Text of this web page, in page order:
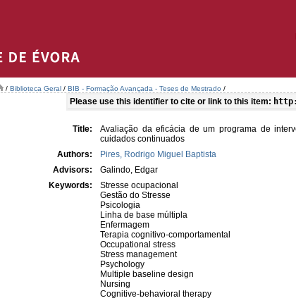
/ Biblioteca Geral / BIB - Formação Avançada - Teses de Mestrado /
Please use this identifier to cite or link to this item:
Title:
Avaliação da eficácia de um programa de
cuidados continuados
Authors:
Pires, Rodrigo Miguel Baptista
Advisors:
Galindo, Edgar
Keywords:
Stresse ocupacional
Gestão do Stresse
Psicologia
Linha de base múltipla
Enfermagem
Terapia cognitivo-comportamental
Occupational stress
Stress management
Psychology
Multiple baseline design
Nursing
Cognitive-behavioral therapy